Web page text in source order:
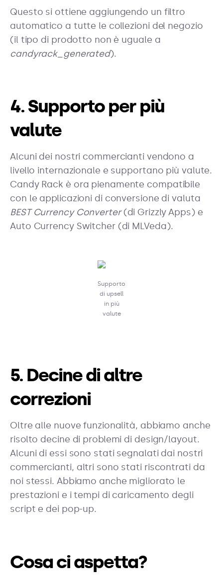
Questo si ottiene aggiungendo un filtro
automatico a tutte le collezioni del negozio
(il tipo di prodotto non è uguale a
candyrack_generated).
4. Supporto per più
valute
Alcuni dei nostri commercianti vendono a
livello internazionale e supportano più valute.
Candy Rack è ora pienamente compatibile
con le applicazioni di conversione di valuta
BEST Currency Converter(di Grizzly Apps) e
Auto Currency Switcher (di MLVeda).
Supporto
di upsell
in più
valute
5. Decine di altre
correzioni
Oltre alle nuove funzionalità, abbiamo anche
risolto decine di problemi di design/layout.
Alcuni di essi sono stati segnalati dai nostri
commercianti, altri sono stati riscontrati da
noi stessi. Abbiamo anche migliorato le
prestazioni e i tempi di caricamento degli
script e dei pop-up.
Cosa ci aspetta?